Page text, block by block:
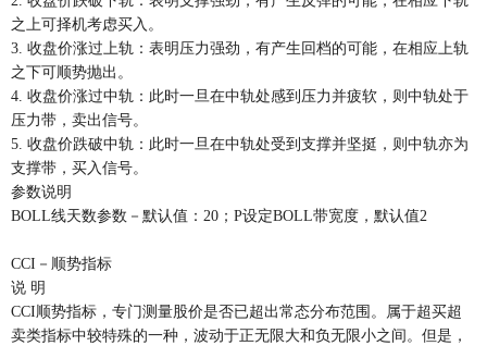
之上可择机考虑买入。
3. 收盘价涨过上轨：表明压力强劲，有产生回档的可能，在相应上轨
之下可顺势抛出。
4. 收盘价涨过中轨：此时一旦在中轨处感到压力并疲软，则中轨处于
压力带，卖出信号。
5. 收盘价跌破中轨：此时一旦在中轨处受到支撑并坚挺，则中轨亦为
支撑带，买入信号。
参数说明
BOLL线天数参数－默认值：20；P设定BOLL带宽度，默认值2
CCI－顺势指标
说 明
CCI顺势指标，专门测量股价是否已超出常态分布范围。属于超买超
卖类指标中较特殊的一种，波动于正无限大和负无限小之间。但是，